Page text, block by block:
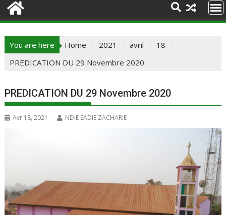
You are here Home 2021 avril
18
PREDICATION DU 29 Novembre 2020
PREDICATION DU 29 Novembre 2020
Avr 18, 2021 NDIE SADIE ZACHARIE